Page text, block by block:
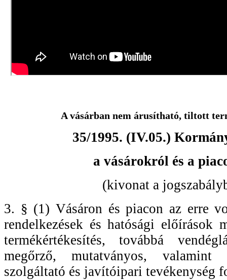
A vásárban nem árusítható, tiltott
35/1995. (IV.05.)
a vásárokról és a
(kivonat a
3. § (1) Vásáron és piacon az erre
rendelkezések és hatósági előírások
termékértékesítés, továbbá
megőrző, mutatványos, valamint
szolgáltató és javítóipari tevékenység